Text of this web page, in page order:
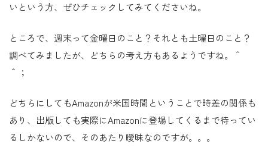
いという方、ぜひチェックしてみてくださいね。
ところで、週末って金曜日のこと？それとも土曜日のこと？
調べてみましたが、どちらの考え方もあるようですね。＾
＾；
どちらにしてもAmazonが米国時間ということで時差の関係も
あり、出版しても実際にAmazonに登場してくるまで待ってい
るしかないので、そのあたり曖昧なのですが。。。